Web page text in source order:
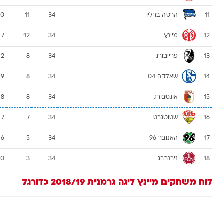
11 הרטה ברלין 34
11
12 מיינץ 34
12
7
13 פרייבורג 34
8
14 שאלקה 04 34
8
9
15 אוגסבורג 34
8
8
16 שטוטגרט 34
7
7
17 האנובר 96 34
5
6
18 נירנברג 34
3
לוח משחקים מיינץ ליגה גרמנית 2018/19 כדורגל